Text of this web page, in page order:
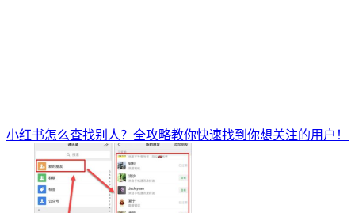
小红书怎么查找别人？全攻略教你快速找到你想关注的用户！